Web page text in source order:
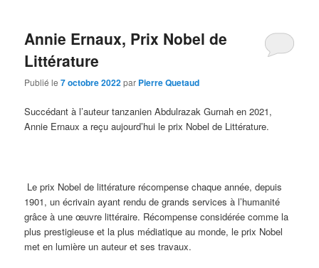
Annie Ernaux, Prix Nobel de
Littérature
Publié le7 octobre 2022par Pierre Quetaud
Succédant à l’auteur tanzanienAbdulrazak Gurnah en 2021,
Annie Ernaux a reçu aujourd’hui le prix Nobel de Littérature.
Le prix Nobel de littérature récompense chaque année, depuis
1901, un écrivain ayant rendu de grands services à l’humanité
grâce à une œuvre littéraire. Récompense considérée comme la
plus prestigieuse et la plus médiatique au monde, le prix Nobel
met en lumière un auteur et ses travaux.